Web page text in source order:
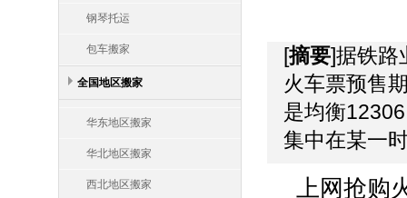
钢琴托运
包车搬家
全国地区搬家
华东地区搬家
华北地区搬家
西北地区搬家
[摘要]据铁路
火车票预售
是均衡
集中在某一
上网抢购